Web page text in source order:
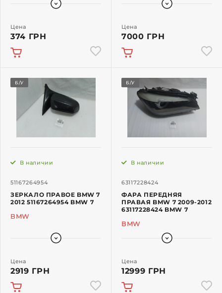
Цена
374 ГРН
Цена
7000 ГРН
Б/У
51167264954
В наличии
ЗЕРКАЛО ПРАВОЕ BMW 7
2012 51167264954 BMW 7
BMW
Цена
2919 ГРН
Б/У
63117228424
В наличии
ФАРА ПЕРЕДНЯЯ
ПРАВАЯ BMW 7 2009-2012
63117228424 BMW 7
BMW
Цена
12999 ГРН